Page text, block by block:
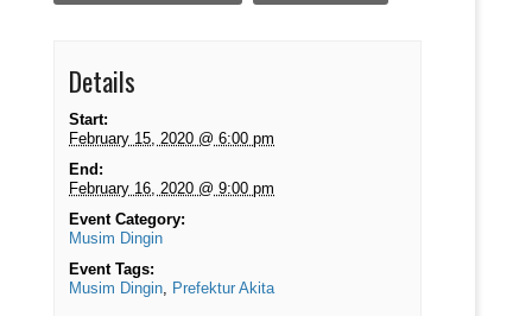
Details
Start:
February 15, 2020 @ 6:00 pm
End:
February 16, 2020 @ 9:00 pm
Event Category:
Musim Dingin
Event Tags:
Musim Dingin, Prefektur Akita